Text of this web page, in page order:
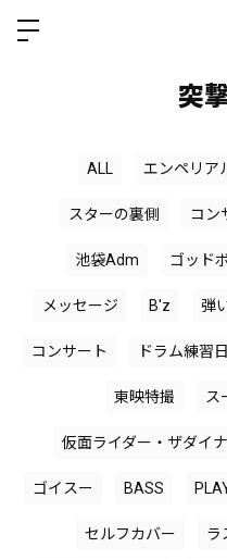
突
ALL エンペリア
スターの裏側 コン
池袋Adm ゴッド
メッセージ B'z 弾
コンサート ドラム練習
東映特撮 ス
仮面ライダー・ザダイ
ゴイスー BASS
セルフカバー ラ